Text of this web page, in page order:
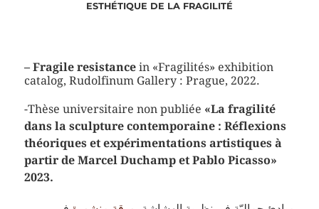
ESTHÉTIQUE DE LA FRAGILITÉ
– Fragile resistancein «Fragilités» exhibition
catalog, Rudolfinum Gallery : Prague, 2022.
-Thèse universitaire non publiée «La fragilité
dans la sculpture contemporaine : Réflexions
théoriques et expérimentations artistiques à
partir de Marcel Duchamp et Pablo Picasso»
2023.